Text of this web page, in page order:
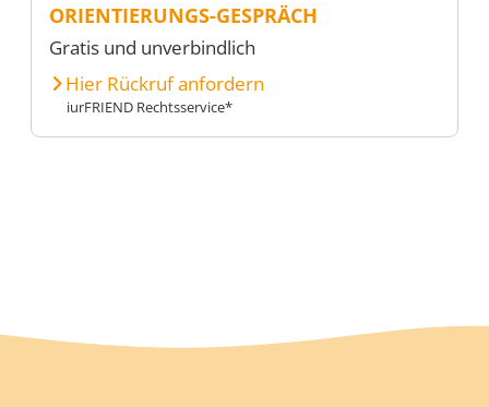
ORIENTIERUNGS-GESPRÄCH
Gratis und unverbindlich
Hier Rückruf anfordern
iurFRIEND Rechtsservice*